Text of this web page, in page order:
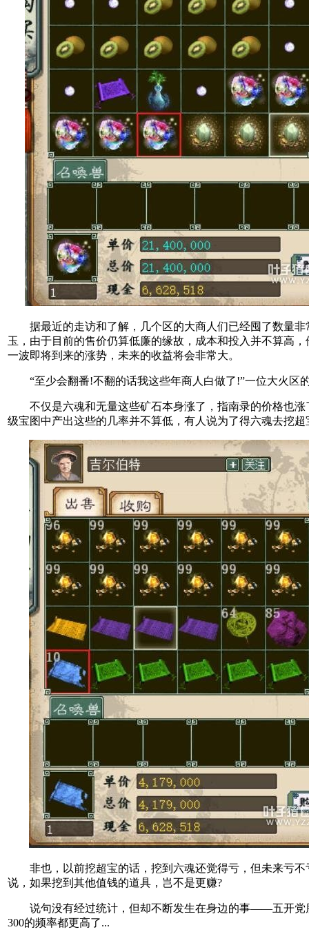
据最近的走访和了解，几个区的大商人们已经囤了数量非
玉，由于目前的售价仍算低廉的缘故，成本和投入并不算高，
一波即将到来的涨势，未来的收益将会非常大。
“至少会翻番!不翻的话我这些年商人白做了!”一位大火区
不仅是六魂和无量这些矿石本身涨了，指南录的价格也涨
级宝图中产出这些的几率并不算低，有人说为了得六魂去挖超
非也，以前挖超宝的话，挖到六魂还觉得亏，但未来亏不
说，如果挖到其他值钱的道具，岂不是更赚?
说句没有经过统计，但却不断发生在身边的事——五开党
300的频率都更高了...